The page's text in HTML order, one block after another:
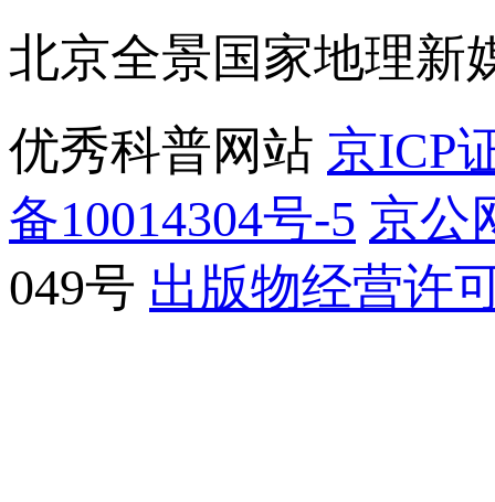
北京全景国家地理新
优秀科普网站 京ICP
备10014304号-5 京公
049号 出版物经营许